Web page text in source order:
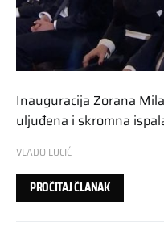
Inauguracija Zorana
uljuđena i skromna
VLADO LUCIĆ
PROČITAJ ČLANAK